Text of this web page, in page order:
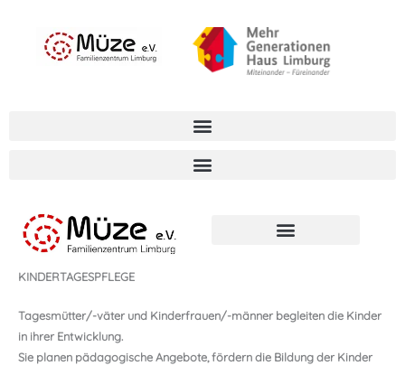
springen
KINDERTAGESPFLEGE /
TAGESPFLEGEPERSON
KINDERTAGESPFLEGE
Tagesmütter/-väter und Kinderfrauen/-männer begleiten die Kinder
in ihrer Entwicklung.
Sie planen pädagogische Angebote, fördern die Bildung der Kinder